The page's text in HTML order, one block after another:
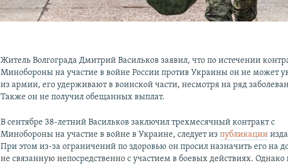
Житель Волгограда Дмитрий Васильков заявил, что по истечении
Минобороны на участие в войне России против Украины он не может
из армии, его удерживают в воинской части, несмотря на ряд
Также он не получил обещанных выплат.
В сентябре 38-летний Васильков заключил трехмесячный контракт с
Минобороны на участие в войне в Украине, следует изпубликации
При этом из-за ограничений по здоровью он просил назначить его на
не связанную непосредственно с участием в боевых действиях. Однако